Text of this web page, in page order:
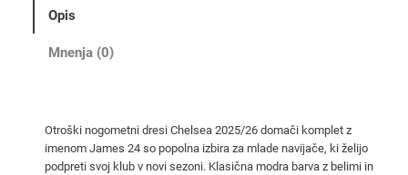
Opis
Mnenja (0)
Otroški nogometni dresi Chelsea 2025/26 domači komplet z
imenom James 24 so popolna izbira za mlade navijače, ki želijo
podpreti svoj klub v novi sezoni. Klasična modra barva z belimi in